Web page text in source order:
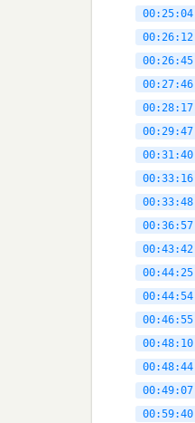
00:25:04
00:26:12
00:26:45
00:27:46
00:28:17
00:29:47
00:31:40
00:33:16
00:33:48
00:36:57
00:43:42
00:44:25
00:44:54
00:46:55
00:48:10
00:48:44
00:49:07
00:59:40